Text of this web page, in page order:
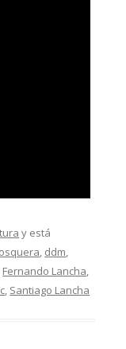
y está
, ddm,
Fernando Lancha,
, Santiago Lancha